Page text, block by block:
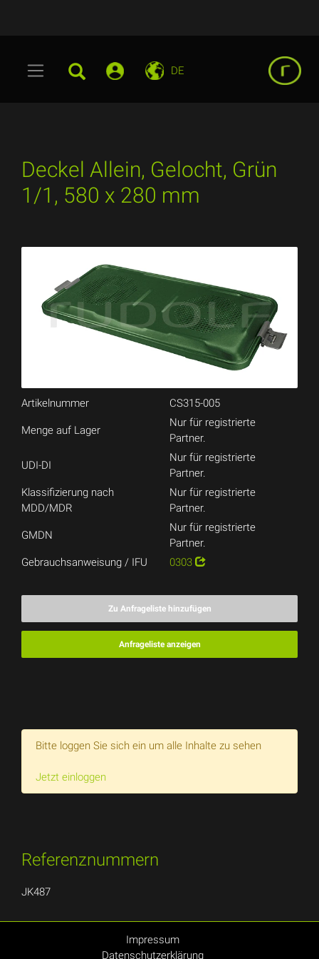
DE
Deckel Allein, Gelocht, Grün
1/1, 580 x 280 mm
Artikelnummer CS315-005
Menge auf Lager
Nur für registrierte
Partner.
UDI-DI
Nur für registrierte
Partner.
Klassifizierung nach
MDD/MDR
Nur für registrierte
Partner.
GMDN
Nur für registrierte
Partner.
Gebrauchsanweisung / IFU
0303
Zu Anfrageliste hinzufügen
Anfrageliste anzeigen
Bitte loggen Sie sich ein um alle Inhalte zu sehen
Jetzt einloggen
Referenznummern
JK487
Impressum
Datenschutzerklärung